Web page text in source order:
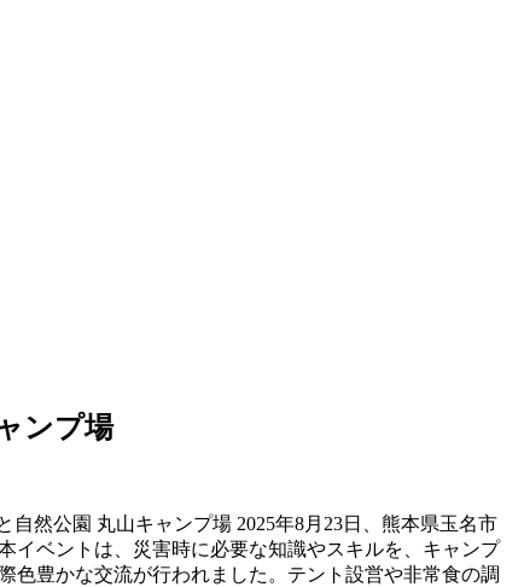
ンプ場
然公園 丸山キャンプ場 2025年8月23日、熊本県玉名市
イベントは、災害時に必要な知識やスキルを、キャンプ
色豊かな交流が行われました。テント設営や非常食の調